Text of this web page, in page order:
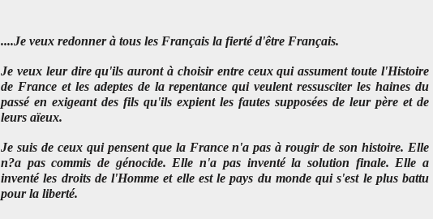
....Je veux redonner à tous les Français la fierté d'être Français.
Je veux leur dire qu'ils auront à choisir entre ceux qui assument toute l'Histoire
de France et les adeptes de la repentance qui veulent ressusciter les haines du
passé en exigeant des fils qu'ils expient les fautes supposées de leur père et de
leurs aïeux.
Je suis de ceux qui pensent que la France n'a pas à rougir de son histoire. Elle
n?a pas commis de génocide. Elle n'a pas inventé la solution finale. Elle a
inventé les droits de l'Homme et elle est le pays du monde qui s'est le plus battu
pour la liberté.